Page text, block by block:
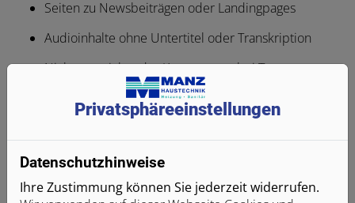
Seiten zu Newsbeiträgen oder Landingpages
Audioinhalte ohne Untertitel oder Transkription
Nicht ausreichender Kontrast, u.a. bei Text vor
Logos ohne Alternativtexte
Externe Tools wie Planer, Konfiguratoren oder
Assistenten
Feedback und Kontakt: Wenn Ihnen Barrieren auffallen
Privatsphäre­einstellungen
Datenschutzhinweise
Ihre Zustimmung können Sie jederzeit widerrufen.